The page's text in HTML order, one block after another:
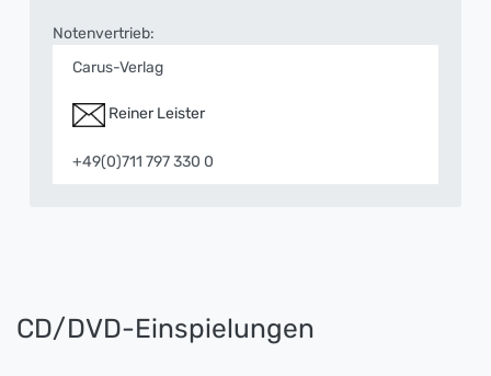
Notenvertrieb:
Carus-Verlag
Reiner Leister
+49(0)711 797 330 0
CD/DVD-Einspielungen